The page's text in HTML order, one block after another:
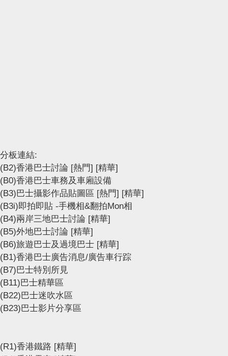
分板連結:
(B2)香港巴士討論 [熱門] [精華]
(B0)香港巴士車務及車廂設備
(B3)巴士攝影作品貼圖區 [熱門] [精華]
(B3i)即拍即貼 -手機相&翻拍Mon相
(B4)兩岸三地巴士討論 [精華]
(B5)外地巴士討論 [精華]
(B6)旅遊巴士及過境巴士 [精華]
(B1)香港巴士廣告消息/廣告車行踪
(B7)巴士特別所見
(B11)巴士精華區
(B22)巴士迷吹水區
(B23)巴士影片分享區
(R1)香港鐵路 [精華]